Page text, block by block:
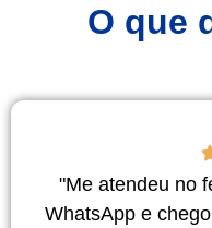
O que
"Me atendeu no
WhatsApp e